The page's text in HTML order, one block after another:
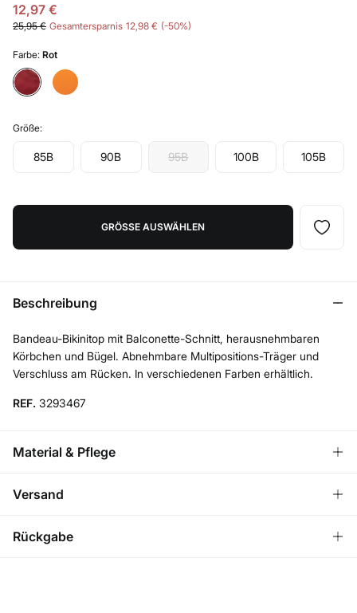
12,97 €
25,95 € Gesamtersparnis 12,98 € 50
Farbe: Rot
Größe:
85B 90B 95B 100B 105B
GRÖSSE AUSWÄHLEN
Beschreibung
Bandeau-Bikinitop mit Balconette-Schnitt, herausnehmbaren
Körbchen und Bügel. Abnehmbare Multipositions-Träger und
Verschluss am Rücken. In verschiedenen Farben erhältlich.
REF. 3293467
Material & Pflege
Material
Pflege
Versand
VERSAND ZU DIR NACH
HAUSE
Rückgabe